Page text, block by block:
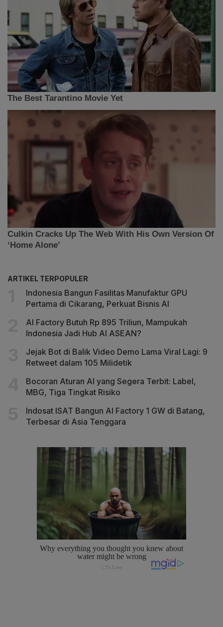
ARTIKEL TERPOPULER
Indonesia Bangun Fasilitas Manufaktur GPU
Pertama di Cikarang, Perkuat Bisnis AI
AI Factory Butuh Rp 895 Triliun, Mampukah
Indonesia Jadi Hub AI ASEAN?
Jejak Bot di Balik Video Demo Lama Viral Lagi: 9
Retweet dalam 105 Milidetik
Bocoran Aturan AI yang Segera Terbit: Label,
MBG, Tiga Tingkat Risiko
Indosat ISAT Bangun AI Factory 1 GW di Batang,
Terbesar di Asia Tenggara